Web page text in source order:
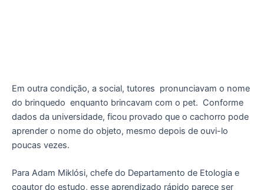
Em outra condição, a social, tutores pronunciavam o nome
do brinquedo enquanto brincavam com o pet. Conforme
dados da universidade, ficou provado que o cachorro pode
aprender o nome do objeto, mesmo depois de ouvi-lo
poucas vezes.
Para Adam Miklósi, chefe do Departamento de Etologia e
coautor do estudo, esse aprendizado rápido parece ser